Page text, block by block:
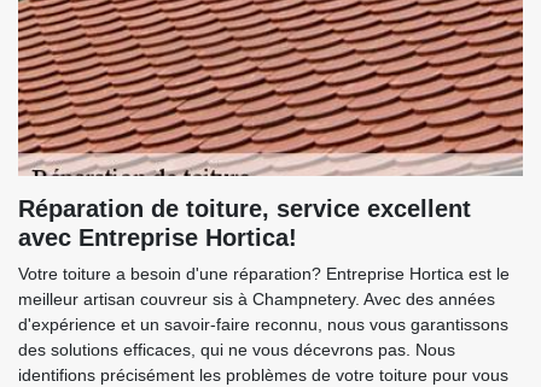
Réparation de toiture, service excellent
avec Entreprise Hortica!
Votre toiture a besoin d'une réparation? Entreprise Hortica est le
meilleur artisan couvreur sis à Champnetery. Avec des années
d'expérience et un savoir-faire reconnu, nous vous garantissons
des solutions efficaces, qui ne vous décevrons pas. Nous
identifions précisément les problèmes de votre toiture pour vous